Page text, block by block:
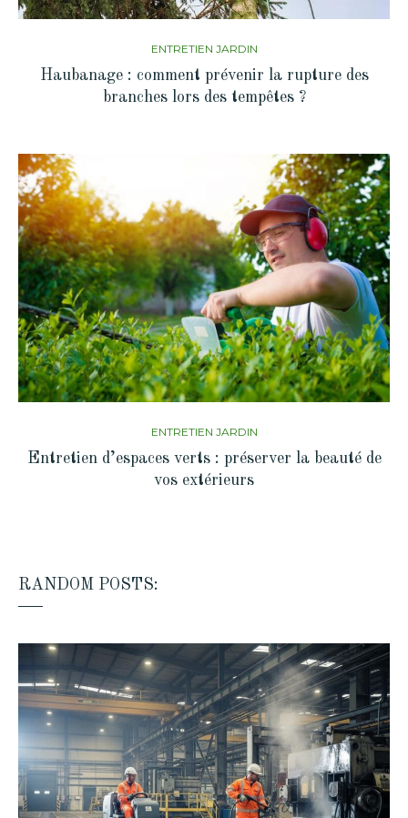
ENTRETIEN JARDIN
Haubanage : comment prévenir la rupture des
branches lors des tempêtes ?
ENTRETIEN JARDIN
Entretien d’espaces verts : préserver la beauté de
vos extérieurs
RANDOM POSTS: